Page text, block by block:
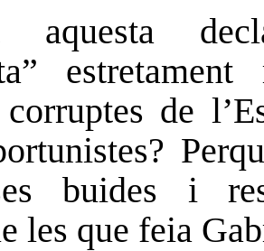
aquesta
de
buides i
les que feia